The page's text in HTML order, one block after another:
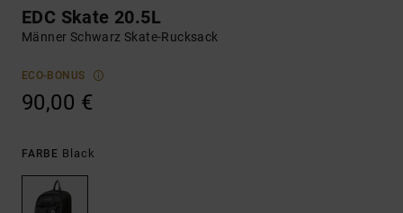
EDC Skate 20.5L
Männer Schwarz Skate-Rucksack
ECO-BONUS
90,00 €
FARBE Black